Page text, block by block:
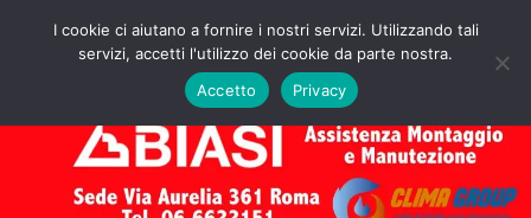
Assistenza
Caldaie
Biasi
Preventivo!
MENU
I cookie ci aiutano a fornire i nostri servizi. Utilizzando tali
servizi, accetti l'utilizzo dei cookie da parte nostra.
Accetto
Privacy